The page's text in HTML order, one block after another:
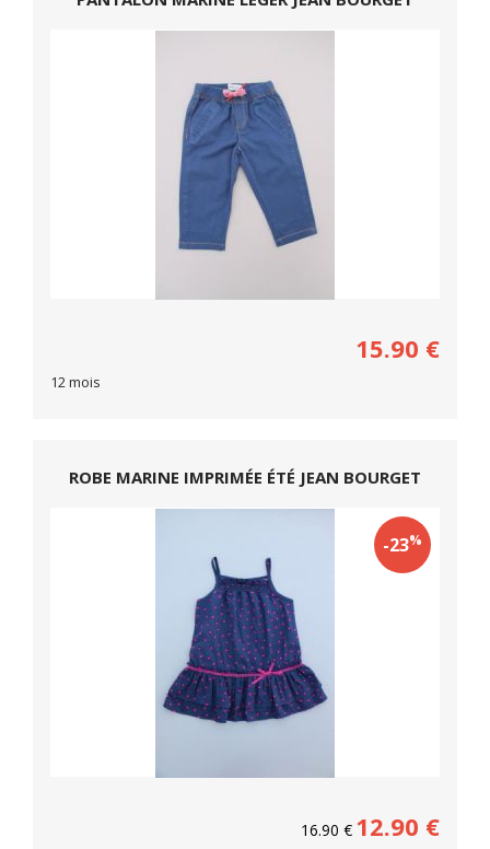
15.90 €
12 mois
ROBE MARINE IMPRIMÉE ÉTÉ JEAN BOURGET
-23%
16.90 € 12.90 €